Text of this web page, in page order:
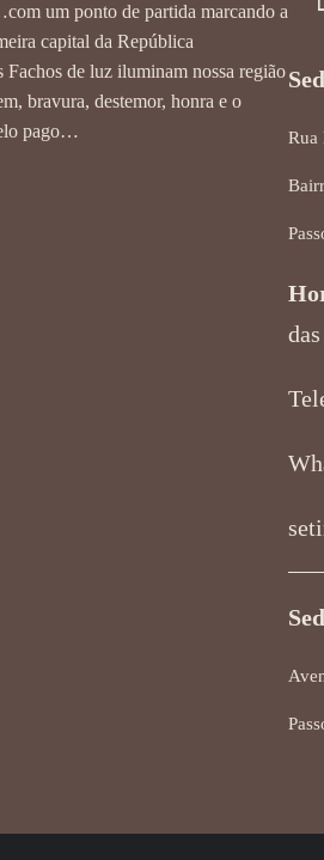
um ponto de partida marcando a
capital da República
de luz iluminam nossa região
bravura, destemor, honra e o
pago…
Rua